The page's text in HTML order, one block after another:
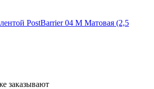
PostBarrier 04 M Матовая (2,5
заказывают